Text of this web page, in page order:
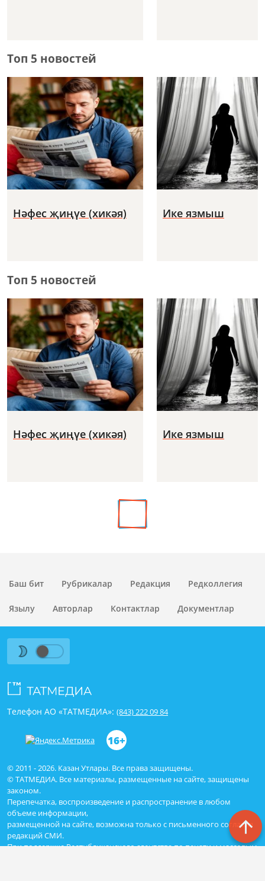
Топ 5 новостей
Нәфес җиңүе (хикәя) Ике язмыш
Топ 5 новостей
Нәфес җиңүе (хикәя) Ике язмыш
Баш бит Рубрикалар Редакция Редколлегия
Язылу Авторлар Контактлар Документлар
© 2011 - 2026. Казан Утлары. Все права защищены.
© ТАТМЕДИА. Все материалы, размещенные на сайте, защищены
законом.
Перепечатка, воспроизведение и распространение в любом
объеме информации,
размещенной на сайте, возможна только с письменного согласия
редакций СМИ.
При поддержке Республиканского агентства по печати и массовым
Телефон АО «ТАТМЕДИА»: (843) 222 09 84
16+